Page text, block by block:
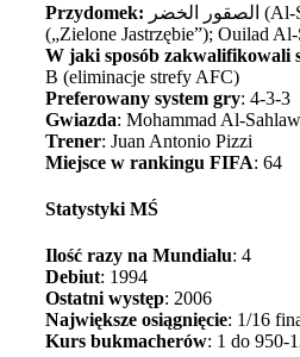
Przydomek: الصقور الخضر (Al-
(„Zielone Jastrzębie”); Ouilad
W jaki sposób zakwalifikowali
B (eliminacje strefy AFC)
Preferowany system gry: 4-3-3
Gwiazda: Mohammad Al-
Trener: Juan Antonio Pizzi
Miejsce w rankingu FIFA: 64
Statystyki MŚ
Ilość razy na Mundialu: 4
Debiut: 1994
Ostatni występ: 2006
Największe osiągnięcie: 1/16
Kurs bukmacherów: 1 do 950-